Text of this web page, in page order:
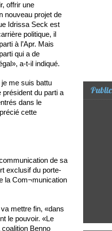
offrir une
nouveau projet de
Idrissa Seck est
politique, il
à l’Apr. Mais
qui a de
a-t-il indiqué.
je me suis battu
président du parti a
dans le
cette
de sa
exclusif du porte-
la Com¬munication
mettre fin, «dans
le pouvoir. «Le
Benno